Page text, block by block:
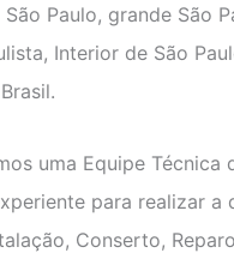
São Paulo, grande São
Interior de São
uma Equipe Técnica
para realizar a
Conserto,